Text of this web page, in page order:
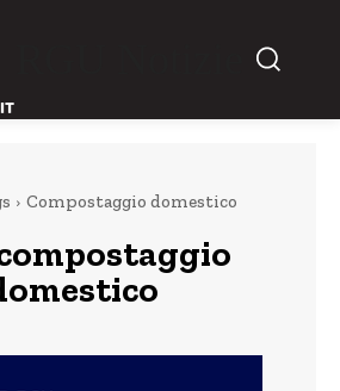
Compostaggio domestico